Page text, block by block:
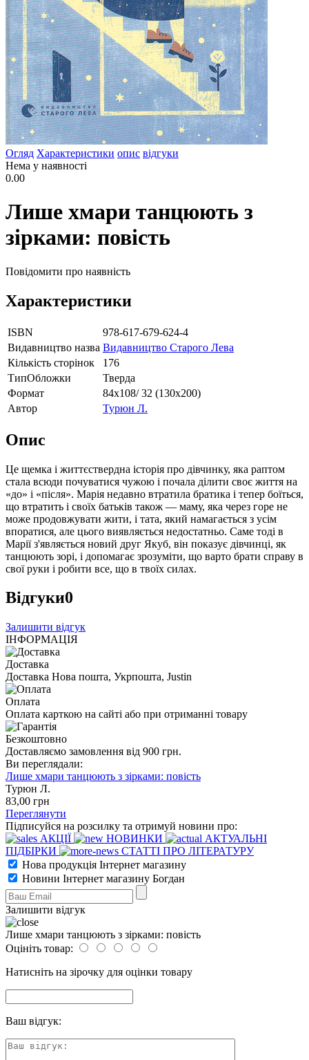
Огляд Характеристики опис відгуки
Нема у наявності
0.00
Лише хмари танцюють з
зірками: повість
Повідомити про наявність
Характеристики
ISBN
978-617-679-624-4
Видавництво назва Видавництво Старого Лева
Кількість сторінок
176
ТипОбложки
Тверда
Формат
84х108/ 32 (130х200)
Автор
Турюн Л.
Опис
Це щемка і життєствердна історія про дівчинку, яка раптом
стала всюди почуватися чужою і почала ділити своє життя на
«до» і «після». Марія недавно втратила братика і тепер боїться,
що втратить і своїх батьків також — маму, яка через горе не
може продовжувати жити, і тата, який намагається з усім
впоратися, але цього виявляється недостатньо. Саме тоді в
Марії з'являється новий друг Якуб, він показує дівчинці, як
танцюють зорі, і допомагає зрозуміти, що варто брати справу в
свої руки і робити все, що в твоїх силах.
Відгуки0
Залишити відгук
ІНФОРМАЦІЯ
Доставка
Доставка Нова пошта, Укрпошта, Justin
Оплата
Оплата карткою на сайті або при отриманні товару
Безкоштовно
Доставляємо замовлення від 900 грн.
Ви переглядали:
Лише хмари танцюють з зірками: повість
Турюн Л.
83,00 грн
Переглянути
Підписуйся на розсилку та отримуй новини про:
АКЦІЇ
НОВИНКИ
АКТУАЛЬНІ
ПІДБІРКИ
СТАТТІ ПРО ЛІТЕРАТУРУ
Нова продукція Інтернет магазину
Новини Інтернет магазину Богдан
Залишити відгук
Лише хмари танцюють з зірками: повість
Оцініть товар:
Натисніть на зірочку для оцінки товару
Ваш відгук: